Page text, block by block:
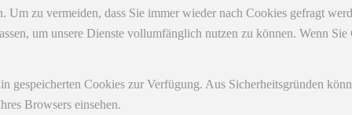
zu vermeiden, dass Sie immer wieder nach Cookies gefragt
um unsere Dienste vollumfänglich nutzen zu können. Wenn
gespeicherten Cookies zur Verfügung. Aus Sicherheitsgründen
Browsers einsehen.